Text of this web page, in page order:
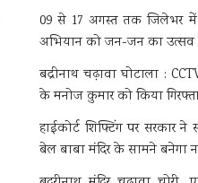
09 से 17 अगस्त तक जिलेभर में
अभियान को जन-जन का उत्सव
बद्रीनाथ चढ़ावा घोटाला :
के मनोज कुमार को किया
हाईकोर्ट शिफ्टिंग पर सरकार
बेल बाबा मंदिर के सामने बनेगा